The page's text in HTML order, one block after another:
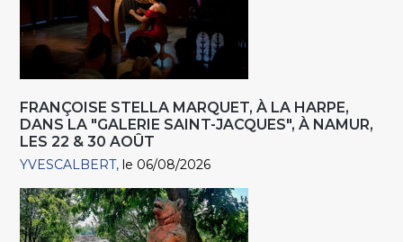
FRANÇOISE STELLA MARQUET, À LA HARPE,
DANS LA "GALERIE SAINT-JACQUES", À NAMUR,
LES 22 & 30 AOÛT
YVESCALBERT le 06/08/2026